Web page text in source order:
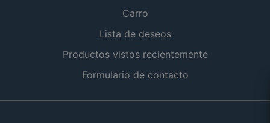
Carro
Lista de deseos
Productos vistos recientemente
Formulario de contacto